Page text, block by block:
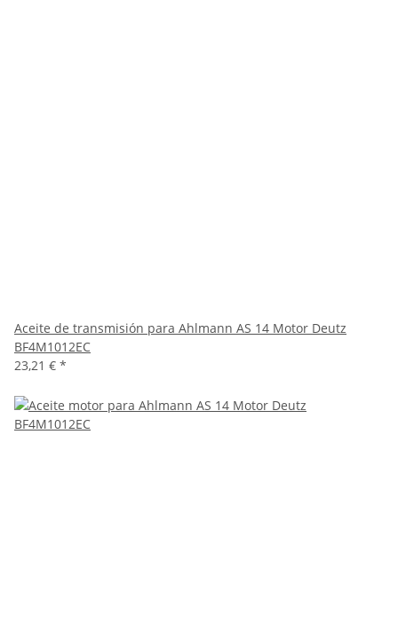
Aceite de transmisión para Ahlmann AS 14 Motor Deutz
BF4M1012EC
23,21 € *